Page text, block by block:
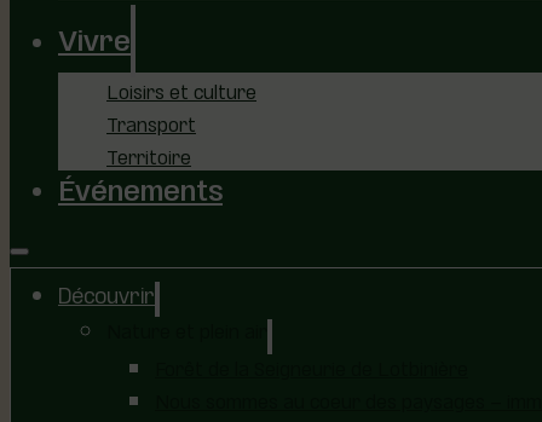
Vivre
Loisirs et culture
Transport
Territoire
Événements
Découvrir